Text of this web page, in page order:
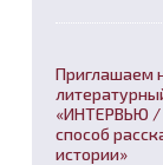
Приглашаем
«ИНТЕРВЬЮ
способ
истории»